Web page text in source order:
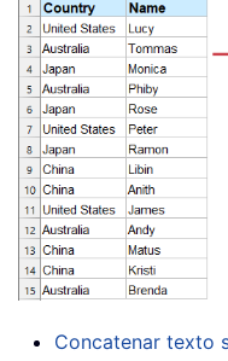
Concatenar texto